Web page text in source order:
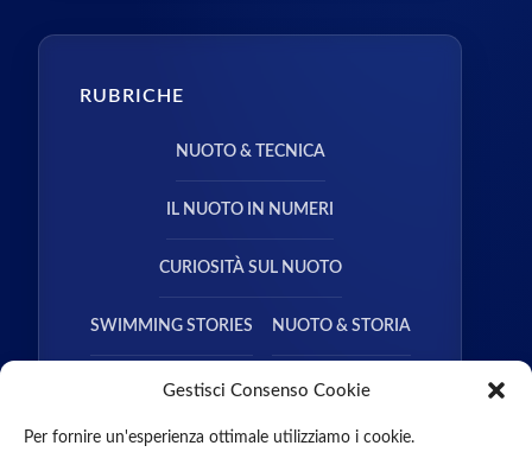
Gestisci Consenso Cookie
Per fornire un'esperienza ottimale utilizziamo i cookie.
RUBRICHE
NUOTO & TECNICA
IL NUOTO IN NUMERI
CURIOSITÀ SUL NUOTO
SWIMMING STORIES NUOTO & STORIA
NUOTO & SALUTE